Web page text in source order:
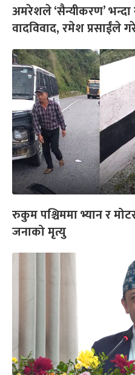
अमरेशले ‘सैन्यीकरण’
वादविवाद, रमेश प्रसाईंले
रुकुम पश्चिममा भ्यान र
जनाको मृत्यु